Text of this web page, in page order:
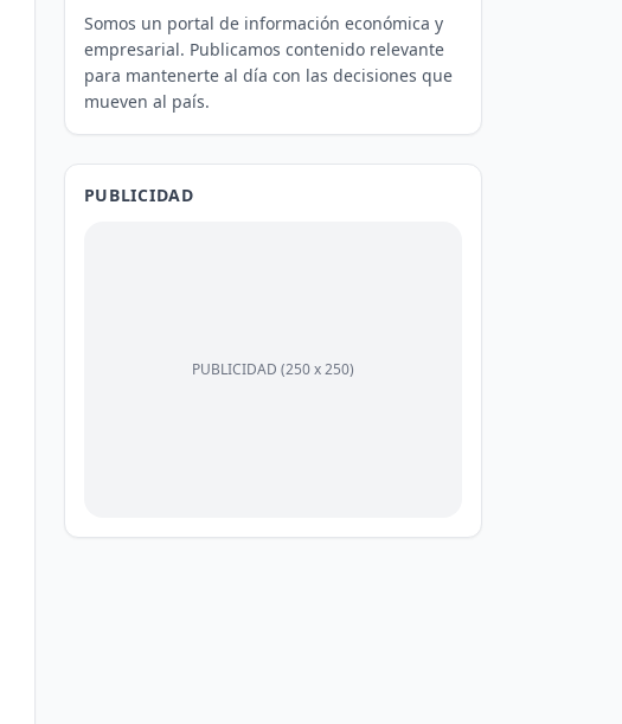
Somos un portal de información económica y
empresarial. Publicamos contenido relevante
para mantenerte al día con las decisiones que
mueven al país.
PUBLICIDAD
PUBLICIDAD (250 x 250)